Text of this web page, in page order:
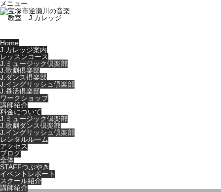
メニュー
Home
J.カレッジ案内
レッスンコース
J.ミュージック倶楽部
J.歌劇倶楽部
J.ダンス倶楽部
J.イングリッシュ倶楽部
J.昼活倶楽部
ワークショップ
講師紹介
料金について
J.ミュージック倶楽部
J.歌劇ダンス倶楽部
J.イングリッシュ倶楽部
レンタルルーム
アクセス
ブログ
全体
STAFFつぶやき
イベントレポート
スクール紹介
講師紹介